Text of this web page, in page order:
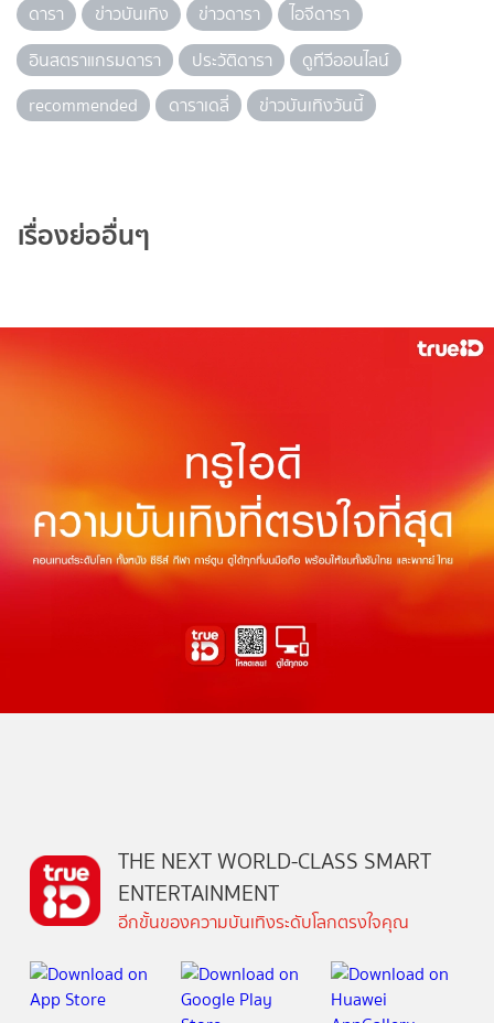
ดารา ข่าวบันเทิง ข่าวดารา
ไอจีดารา
อินสตราแกรมดารา
ประวัติดารา
ดูทีวีออนไลน์
recommended
ดาราเดลี่ ข่าวบันเทิงวันนี้
เรื่องย่ออื่นๆ
THE NEXT WORLD-CLASS SMART
ENTERTAINMENT
อีกขั้นของความบันเทิงระดับโลกตรงใจคุณ